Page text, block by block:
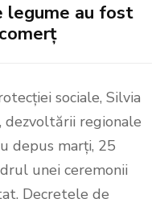
legume au fost
sociale, Silvia
regionale
depus marți, 25
unei ceremonii
Decretele de